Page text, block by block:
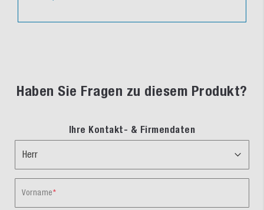
Haben Sie Fragen zu diesem Produkt?
Ihre Kontakt- & Firmendaten
Vorname